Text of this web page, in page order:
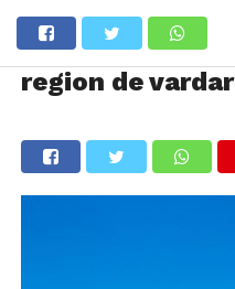
region de vardar